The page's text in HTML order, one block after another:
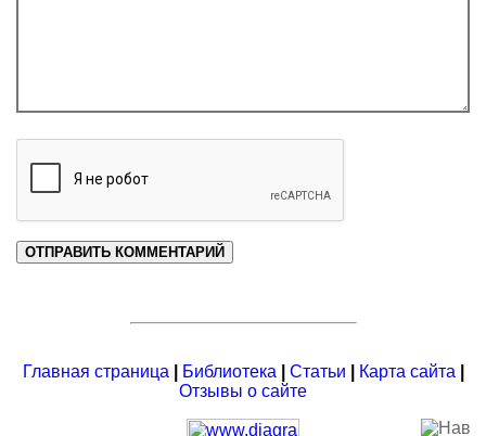
Главная страница Библиотека Статьи Карта сайта
Отзывы о сайте